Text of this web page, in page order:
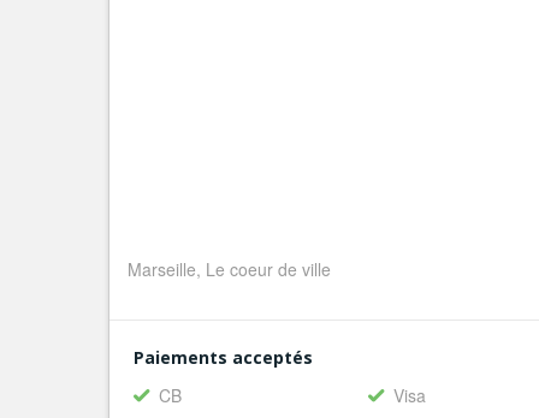
Marseille, Le coeur de ville
Paiements acceptés
CB
Visa